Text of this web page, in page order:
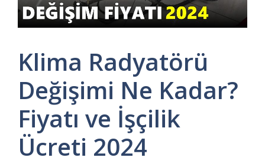
Klima Radyatörü
Değişimi Ne Kadar?
Fiyatı ve İşçilik
Ücreti 2024